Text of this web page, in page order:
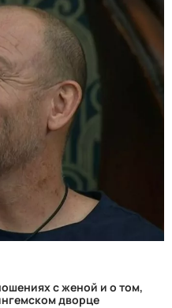
с женой и о том,
дворце